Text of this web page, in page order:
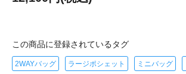
この商品に登録されているタグ
2WAYバッグ ラージポシェット ミニバッグ